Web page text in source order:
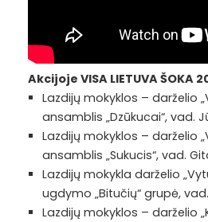
Akcijoje VISA LIETUVA ŠOKA
Lazdijų mokyklos – darželio
ansamblis „Dzūkucai“, vad.
Lazdijų mokyklos – darželio
ansamblis „Sukucis“, vad.
Lazdijų mokykla darželio
ugdymo „Bitučių“ grupė,
Lazdijų mokyklos – darželio